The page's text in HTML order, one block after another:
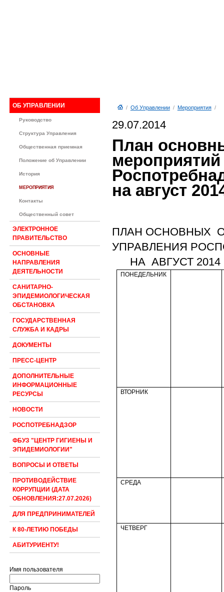
ОБ УПРАВЛЕНИИ
Руководство
Структура Управления
Общественная приемная
Положение об Управлении
История
МЕРОПРИЯТИЯ
Контакты
Общественный совет
ЭЛЕКТРОННОЕ
ПРАВИТЕЛЬСТВО
ОСНОВНЫЕ
НАПРАВЛЕНИЯ
ДЕЯТЕЛЬНОСТИ
САНИТАРНО-
ЭПИДЕМИОЛОГИЧЕСКАЯ
ОБСТАНОВКА
ГОСУДАРСТВЕННАЯ
СЛУЖБА И КАДРЫ
ДОКУМЕНТЫ
ПРЕСС-ЦЕНТР
ДОПОЛНИТЕЛЬНЫЕ
ИНФОРМАЦИОННЫЕ
РЕСУРСЫ
НОВОСТИ
РОСПОТРЕБНАДЗОР
ФБУЗ "ЦЕНТР ГИГИЕНЫ И
ЭПИДЕМИОЛОГИИ"
ВОПРОСЫ И ОТВЕТЫ
ПРОТИВОДЕЙСТВИЕ
КОРРУПЦИИ (ДАТА
ОБНОВЛЕНИЯ:27.07.2026)
ДЛЯ ПРЕДПРИНИМАТЕЛЕЙ
К 80-ЛЕТИЮ ПОБЕДЫ
АБИТУРИЕНТУ!
Имя пользователя
Пароль
/ Об Управлении/ Мероприятия/
29.07.2014
План
на август
ПЛАН ОСНОВНЫХ
УПРАВЛЕНИЯ
НА АВГУСТ 2014
ПОНЕДЕЛЬНИК
ВТОРНИК
СРЕДА
ЧЕТВЕРГ